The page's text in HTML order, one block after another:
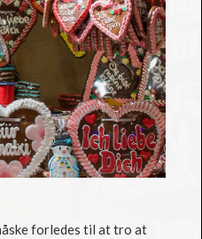
forledes til at tro at